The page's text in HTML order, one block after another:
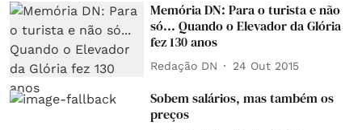
Memória DN: Para o turista e não
só... Quando o Elevador da Glória
fez 130 anos
Redação DN 24 Out 2015
Sobem salários, mas também os
preços